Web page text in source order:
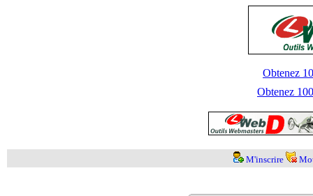
Obtenez
Obtenez
M'inscrire